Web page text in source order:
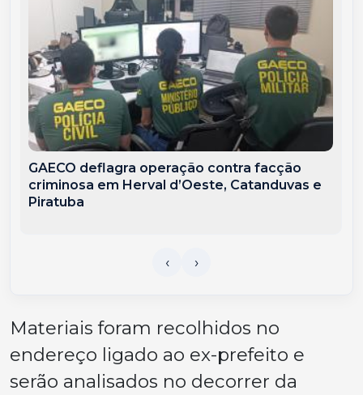
GAECO deflagra operação contra facção
criminosa em Herval d’Oeste, Catanduvas e
Piratuba
Materiais foram recolhidos no
endereço ligado ao ex-prefeito e
serão analisados no decorrer da